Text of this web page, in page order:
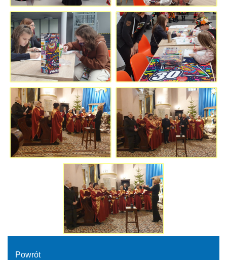
Powrót